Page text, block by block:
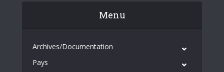
Menu
Archives/Documentation
Pays